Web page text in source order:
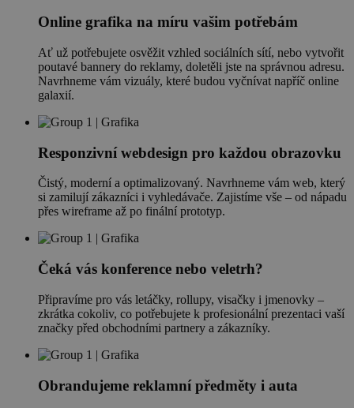
Online grafika na míru vašim potřebám
Ať už potřebujete osvěžit vzhled sociálních sítí, nebo vytvořit
poutavé bannery do reklamy, doletěli jste na správnou adresu.
Navrhneme vám vizuály, které budou vyčnívat napříč online
galaxií.
Responzivní webdesign pro každou obrazovku
Čistý, moderní a optimalizovaný. Navrhneme vám web, který
si zamilují zákazníci i vyhledávače. Zajistíme vše –⁠⁠⁠⁠⁠⁠ od nápadu
přes wireframe až po finální prototyp.
Čeká vás konference nebo veletrh?
Připravíme pro vás letáčky, rollupy, visačky i jmenovky –⁠
zkrátka cokoliv, co potřebujete k profesionální prezentaci vaší
značky před obchodními partnery a zákazníky.
Obrandujeme reklamní předměty i auta